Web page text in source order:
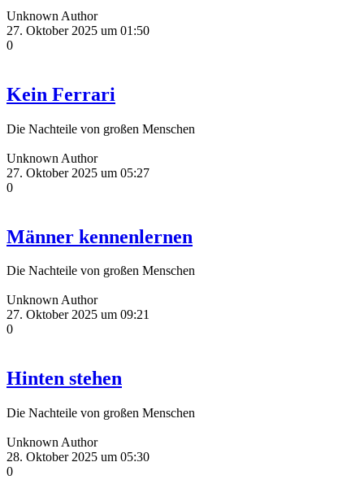
Unknown Author
27. Oktober 2025 um 01:50
0
Kein Ferrari
Die Nachteile von großen Menschen
Unknown Author
27. Oktober 2025 um 05:27
0
Männer kennenlernen
Die Nachteile von großen Menschen
Unknown Author
27. Oktober 2025 um 09:21
0
Hinten stehen
Die Nachteile von großen Menschen
Unknown Author
28. Oktober 2025 um 05:30
0